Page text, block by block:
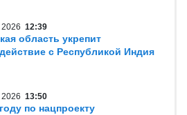
2026 12:39
область укрепит
с Республикой Индия
2026 13:50
по нацпроекту